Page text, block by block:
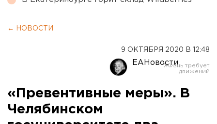
← НОВОСТИ
9 ОКТЯБРЯ 2020 В 12:48
ЕАНовости
«Превентивные меры». В
Челябинском